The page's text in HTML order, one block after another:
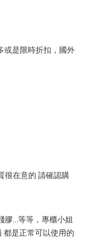
或是限時折扣，國外
很在意的 請確認購
膠...等等，專櫃小姐
都是正常可以使用的